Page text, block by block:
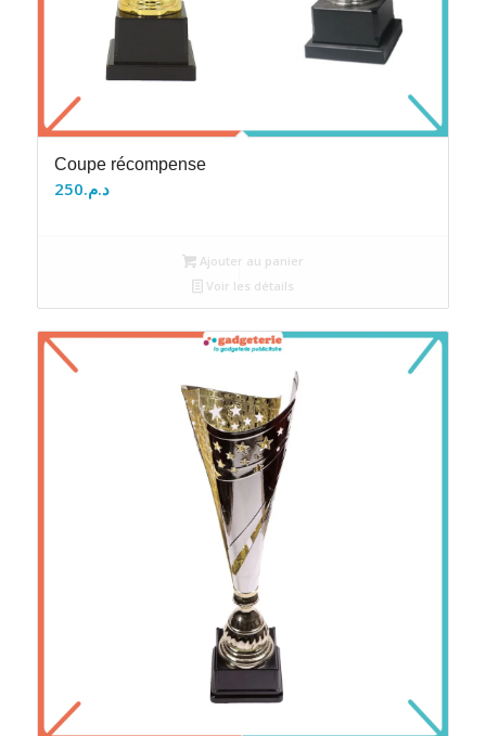
Coupe récompense
د.م.250
Ajouter au panier
Voir les détails